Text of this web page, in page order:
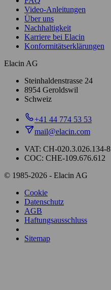
Video-Anleitungen
Über uns
Nachhaltigkeit
Karriere bei Elacin
Konformitätserklärungen
Elacin AG
Steinhaldenstrasse 24
8954 Geroldswil
Schweiz
+41 44 774 53 53
mail@elacin.com
VAT: CH-020.3.026.134-8
COC: CHE-109.676.612
© 1985-2026 - Elacin AG
Cookie
Datenschutz
AGB
Haftungsausschluss
Sitemap